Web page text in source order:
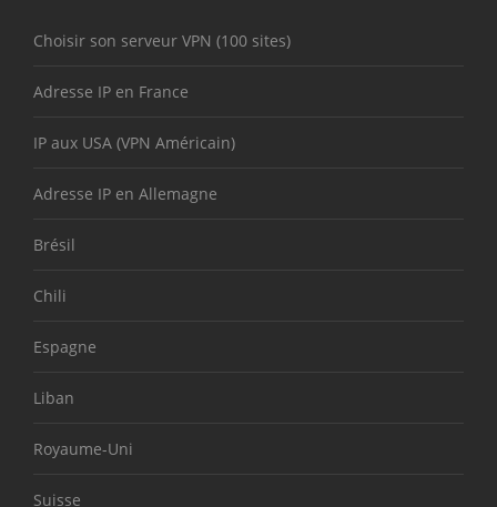
Choisir son serveur VPN (100 sites)
Adresse IP en France
IP aux USA (VPN Américain)
Adresse IP en Allemagne
Brésil
Chili
Espagne
Liban
Royaume-Uni
Suisse